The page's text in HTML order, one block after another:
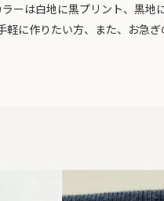
ーは白地に黒プリント、黒地
軽に作りたい方、また、お急